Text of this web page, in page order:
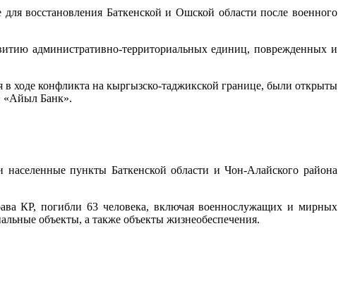
восстановления Баткенской и Ошской области после военного
административно-территориальных единиц, поврежденных и
ходе конфликта на кыргызско-таджикской границе, были открыты
«Айыл Банк».
пункты Баткенской области и Чон-Алайского района
КР, погибли 63 человека, включая военнослужащих и мирных
объекты, а также объекты жизнеобеспечения.